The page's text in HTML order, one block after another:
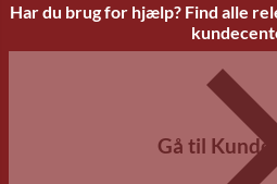
Har du brug for hjælp? Find alle
Gå til